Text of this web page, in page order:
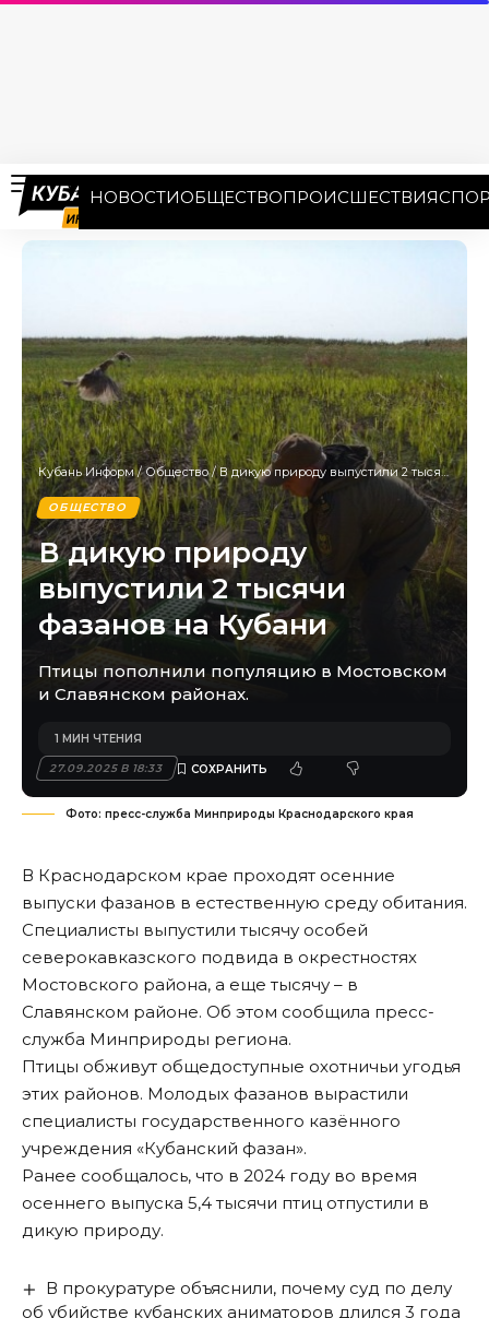
НОВОСТИОБЩЕСТВОПРОИСШЕСТВИЯ
Кубань Информ/Общество/В дикую природу выпустили 2 тысячи фазанов на Кубани
ОБЩЕСТВО
В дикую природу
выпустили 2 тысячи
фазанов на Кубани
Птицы пополнили популяцию в Мостовском
и Славянском районах.
27.09.2025 В 18:33
1 МИН ЧТЕНИЯ
Фото: пресс-служба Минприроды Краснодарского края
В Краснодарском крае проходят осенние
выпуски фазанов в естественную среду обитания.
Специалисты выпустили тысячу особей
северокавказского подвида в окрестностях
Мостовского района, а еще тысячу – в
Славянском районе. Об этом сообщила пресс-
служба Минприроды региона.
Птицы обживут общедоступные охотничьи угодья
этих районов. Молодых фазанов вырастили
специалисты государственного казённого
учреждения «Кубанский фазан».
Ранее сообщалось, что в 2024 году во время
осеннего выпуска 5,4 тысячи птиц отпустили в
дикую природу.
В прокуратуре объяснили, почему суд по делу
об убийстве кубанских аниматоров длился 3 года